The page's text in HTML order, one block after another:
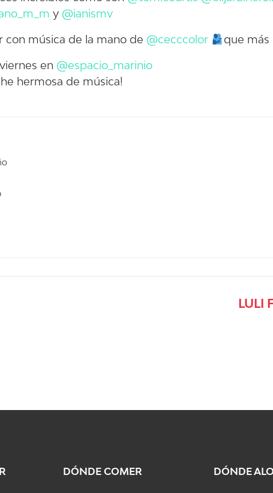
y @ianismv
con música de la mano de @cecccolor
que más
en @espacio_marinio
hermosa de música!
LULI
DÓNDE COMER DÓNDE